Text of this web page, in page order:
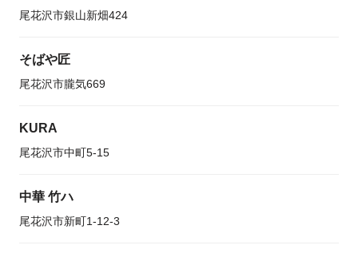
尾花沢市銀山新畑424
そばや匠
尾花沢市朧気669
KURA
尾花沢市中町5-15
中華 竹ハ
尾花沢市新町1-12-3